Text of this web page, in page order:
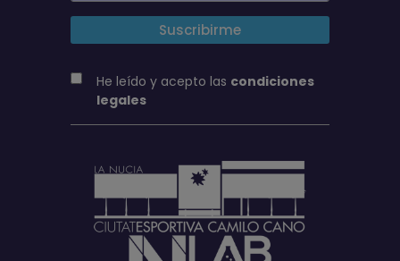
He leído y acepto las condiciones
legales